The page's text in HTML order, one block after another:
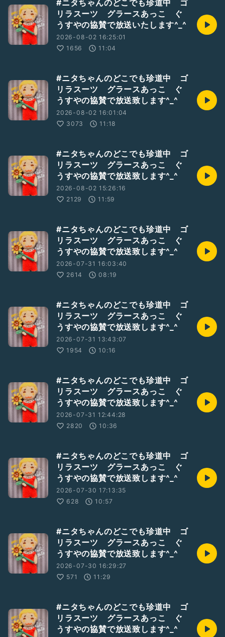
#ニタちゃんのどこでも珍道中 ゴ
リラスーツ グラースあっこ ぐ
うすやの協賛で放送いたします^_^
2026-08-02 16:25:01
1656
11:04
#ニタちゃんのどこでも珍道中 ゴ
リラスーツ グラースあっこ ぐ
うすやの協賛で放送致します^_^
2026-08-02 16:01:04
3073
11:18
#ニタちゃんのどこでも珍道中 ゴ
リラスーツ グラースあっこ ぐ
うすやの協賛で放送致します^_^
2026-08-02 15:26:16
2129
11:59
#ニタちゃんのどこでも珍道中 ゴ
リラスーツ グラースあっこ ぐ
うすやの協賛で放送致します^_^
2026-07-31 16:03:40
2614
08:19
#ニタちゃんのどこでも珍道中 ゴ
リラスーツ グラースあっこ ぐ
うすやの協賛で放送致します^_^
2026-07-31 13:43:07
1954
10:16
#ニタちゃんのどこでも珍道中 ゴ
リラスーツ グラースあっこ ぐ
うすやの協賛で放送致します^_^
2026-07-31 12:44:28
2820
10:36
#ニタちゃんのどこでも珍道中 ゴ
リラスーツ グラースあっこ ぐ
うすやの協賛で放送致します^_^
2026-07-30 17:13:35
628
10:57
#ニタちゃんのどこでも珍道中 ゴ
リラスーツ グラースあっこ ぐ
うすやの協賛で放送致します^_^
2026-07-30 16:29:27
571
11:29
#ニタちゃんのどこでも珍道中 ゴ
リラスーツ グラースあっこ ぐ
うすやの協賛で放送致します^_^